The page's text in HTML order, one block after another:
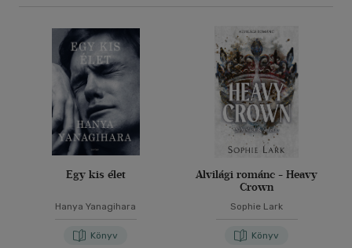
Egy kis élet
Hanya Yanagihara
Könyv
Alvilági románc - Heavy
Crown
Sophie Lark
Könyv